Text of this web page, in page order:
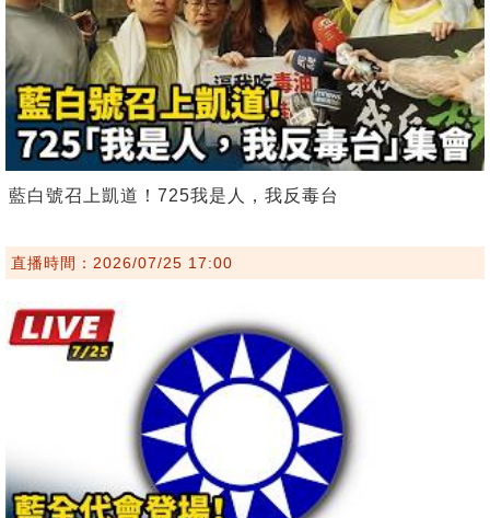
藍白號召上凱道！725我是人，我反毒台
直播時間：2026/07/25 17:00